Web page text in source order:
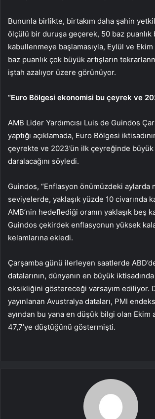
Bununla birlikte, birtakım daha şahin
ölçülü bir duruşa geçerek, 50 baz puanlık
kabullenmeye başlamasıyla, Eylül ve Ekim
baz puanlık çok büyük artışların
iştah azalıyor üzere görünüyor.
“Euro Bölgesi ekonomisi bu çeyrek ve
AMB Lider Yardımcısı Luis de Guindos
yaptığı açıklamada, Euro Bölgesi
çeyrekte ve 2023’ün ilk çeyreğinde büyük
daralacağını söyledi.
Guindos, “Enflasyon önümüzdeki aylarda
seviyelerde, yaklaşık yüzde 10 civarında
AMB’nin hedeflediği oranın yaklaşık beş
Guindos çekirdek enflasyonun yüksek
kelamlarına ekledi.
Çarşamba günü ilerleyen saatlerde
datalarının, dünyanın en büyük
eksikliğini göstereceği varsayım ediliyor.
yayınlanan Avustralya dataları, PMI
ayından bu yana en düşük bilgi olan Ekim
47,7’ye düştüğünü göstermişti.